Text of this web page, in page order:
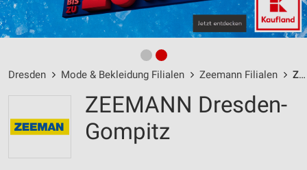
Dresden Mode & Bekleidung Filialen Zeemann Filialen ZEEMANN Dresden-Gompitz / Gompitzer Höhe 1 - Öffnungszeiten & Adresse
ZEEMANN Dresden-
Gompitz